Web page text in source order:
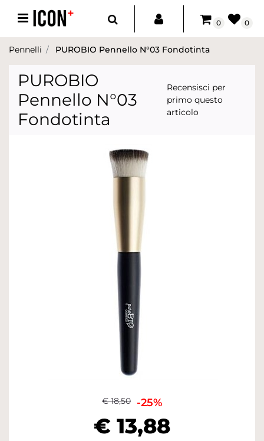
Open menu
0 0
Pennelli PUROBIO Pennello N°03 Fondotinta
PUROBIO
Pennello N°03
Fondotinta
Recensisci per
primo questo
articolo
€ 18,50 -25%
€ 13,88